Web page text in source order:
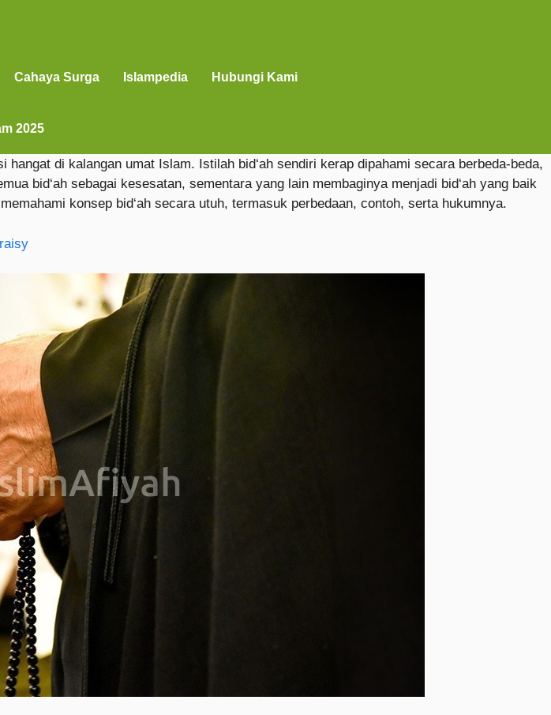
Cahaya Surga Islampedia Hubungi Kami
2025
hangat di kalangan umat Islam. Istilah bid‘ah sendiri kerap dipahami secara berbeda-beda,
bid‘ah sebagai kesesatan, sementara yang lain membaginya menjadi bid‘ah yang baik
konsep bid‘ah secara utuh, termasuk perbedaan, contoh, serta hukumnya.